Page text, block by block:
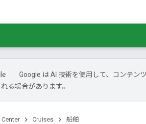
Google は AI 技術を使用して、コンテン
る場合があります。
Cruises 船舶